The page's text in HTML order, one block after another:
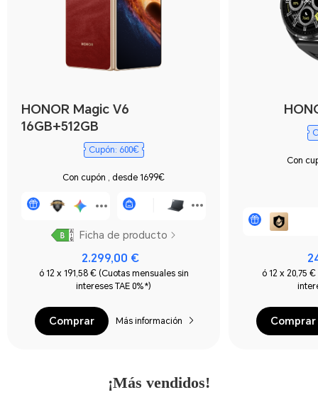
HONOR Magic V6
16GB+512GB
Cupón: 600€
Con cupón , desde 1699€
Ficha de producto
2.299,00 €
ó 12 x 191,58 € (Cuotas mensuales sin
intereses TAE 0%*)
Comprar Más información
Con
ó 12 x 20,75
Comprar
¡Más vendidos!